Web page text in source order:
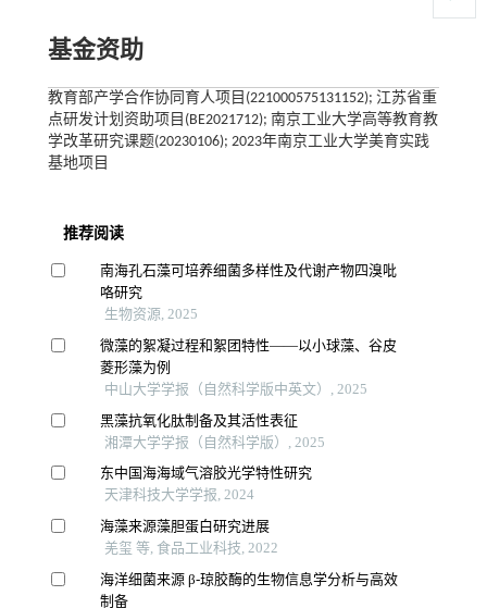
基金资助
教育部产学合作协同育人项目(221000575131152); 江苏省重
点研发计划资助项目(BE2021712); 南京工业大学高等教育教
学改革研究课题(20230106); 2023年南京工业大学美育实践
基地项目